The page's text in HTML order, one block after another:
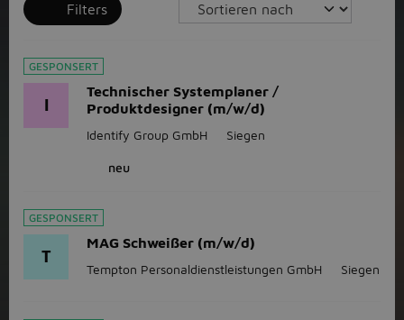
Filters
GESPONSERT
I
Technischer Systemplaner /
Produktdesigner (m/w/d)
Identify Group GmbH Siegen
neu
GESPONSERT
T
MAG Schweißer (m/w/d)
Tempton Personaldienstleistungen GmbH Siegen